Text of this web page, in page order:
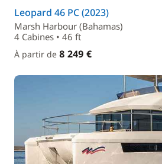
Leopard 46 PC (2023)
Marsh Harbour (Bahamas)
4 Cabines • 46 ft
À partir de 8 249 €